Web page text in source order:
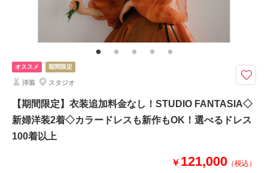
その他含むもの
★動画やフォトアルバムなどオプションも豊富にご用意！※写真はイメージ
です。※衣装持ち込み料（衣装1点）…新婦33,000円、新郎11,000円
写真と会食を組み合わせた“新しい結婚式”。食事を囲み、大切なゲストと一
緒に祝う特別な時間。
・全データ（基本補正）
・衣装（衣装1着）
・新婦ヘアメイク
・新婦着付け
オススメ 期間限定
洋装 スタジオ
【期間限定】衣装追加料金なし！STUDIO FANTASIA◇
新婦洋装2着◇カラードレスも新作もOK！選べるドレス
100着以上
￥ 121,000 （税込）